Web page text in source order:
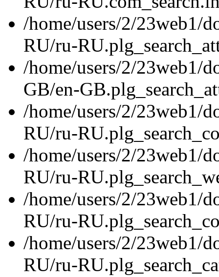
/home/users/2/23web1/
RU/ru-
/home/users/2/23web1/
GB/en-
/home/users/2/23web1/
RU/ru-
/home/users/2/23web1/
RU/ru-
/home/users/2/23web1/
RU/ru-
/home/users/2/23web1/
RU/ru-